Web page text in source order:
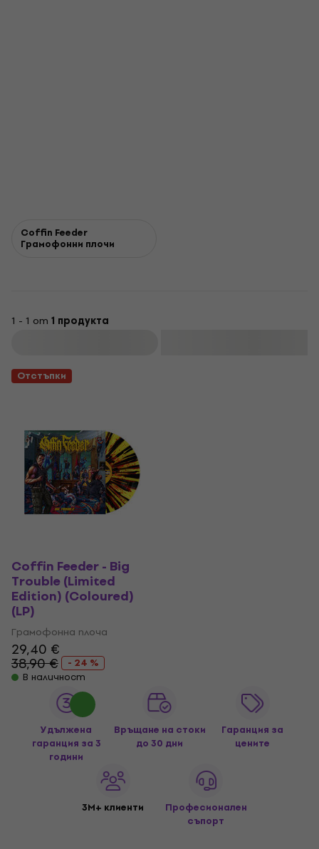
Coffin Feeder
Грамофонни плочи
1 - 1 от 1 продукта
Отстъпки
Coffin Feeder - Big
Trouble (Limited
Edition) (Coloured)
(LP)
Грамофонна плоча
29,40 €
38,90 €
- 24 %
В наличност
Удължена
гаранция за 3
години
Връщане на стоки
до 30 дни
Гаранция за
цените
3M+ клиенти
Професионален
съпорт